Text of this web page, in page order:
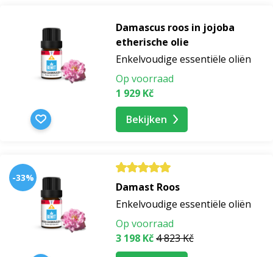
Damascus roos in jojoba
etherische olie
Enkelvoudige essentiële oliën
Op voorraad
1 929 Kč
Bekijken
-33%
Damast Roos
Enkelvoudige essentiële oliën
Op voorraad
3 198 Kč4 823 Kč